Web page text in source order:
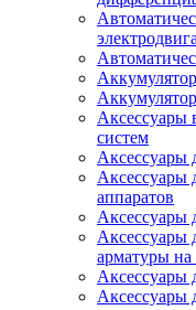
Аксессуары
систем
Аксессуары
Аксессуары
аппаратов
Аксессуары
Аксессуары
арматуры
Аксессуары
Аксессуары